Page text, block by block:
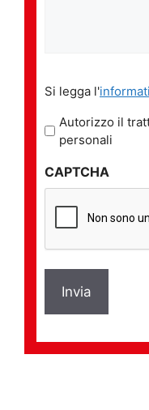
legga
l'informativa
sulla
*
Si legga l'
Autorizzo il
personali
CAPTCHA